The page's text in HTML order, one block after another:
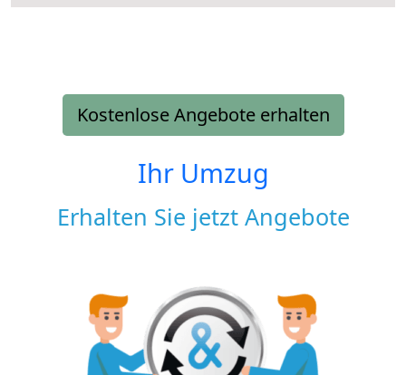
Kostenlose Angebote erhalten
Ihr Umzug
Erhalten Sie jetzt Angebote